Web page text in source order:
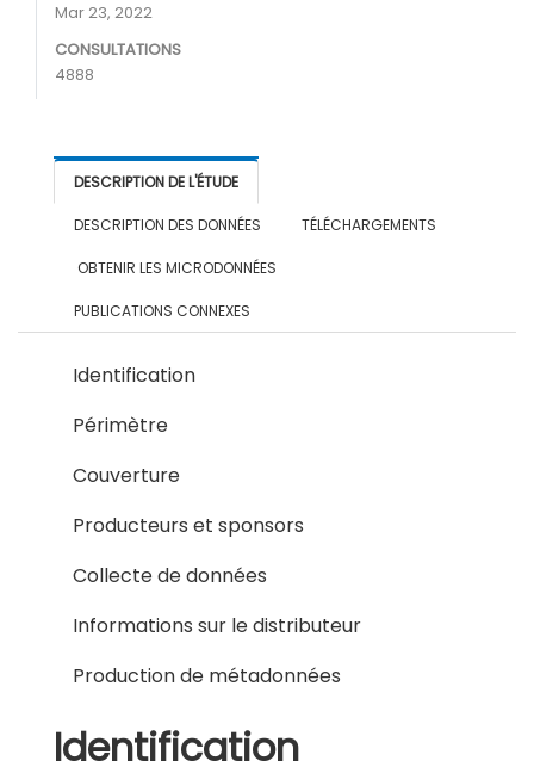
Mar 23, 2022
CONSULTATIONS
4888
DESCRIPTION DE L'ÉTUDE
DESCRIPTION DES DONNÉES TÉLÉCHARGEMENTS
OBTENIR LES MICRODONNÉES
PUBLICATIONS CONNEXES
Identification
Périmètre
Couverture
Producteurs et sponsors
Collecte de données
Informations sur le distributeur
Production de métadonnées
Identification